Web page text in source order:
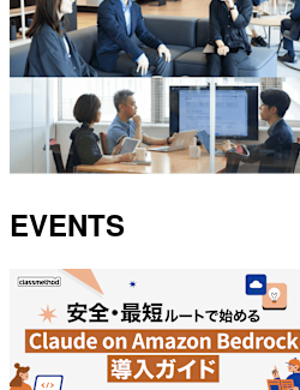
EVENTS